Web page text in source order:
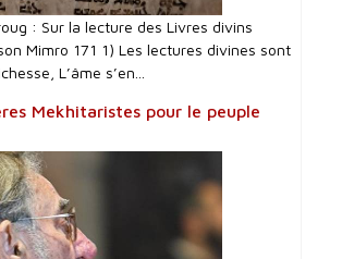
: Sur la lecture des Livres divins
Mimro 171 1) Les lectures divines sont
L’âme s’en...
Mekhitaristes pour le peuple